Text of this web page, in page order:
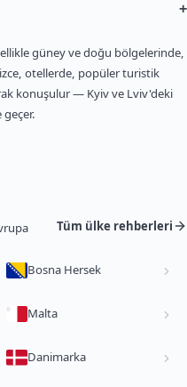
+
güney ve doğu bölgelerinde,
otellerde, popüler turistik
konuşulur — Kyiv ve Lviv'deki
geçer.
Tüm ülke rehberleri
Bosna Hersek
Malta
Danimarka